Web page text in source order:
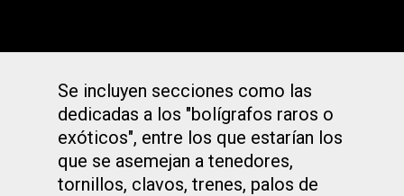
Se incluyen secciones como las
dedicadas a los "bolígrafos raros o
exóticos", entre los que estarían los
que se asemejan a tenedores,
tornillos, clavos, trenes, palos de